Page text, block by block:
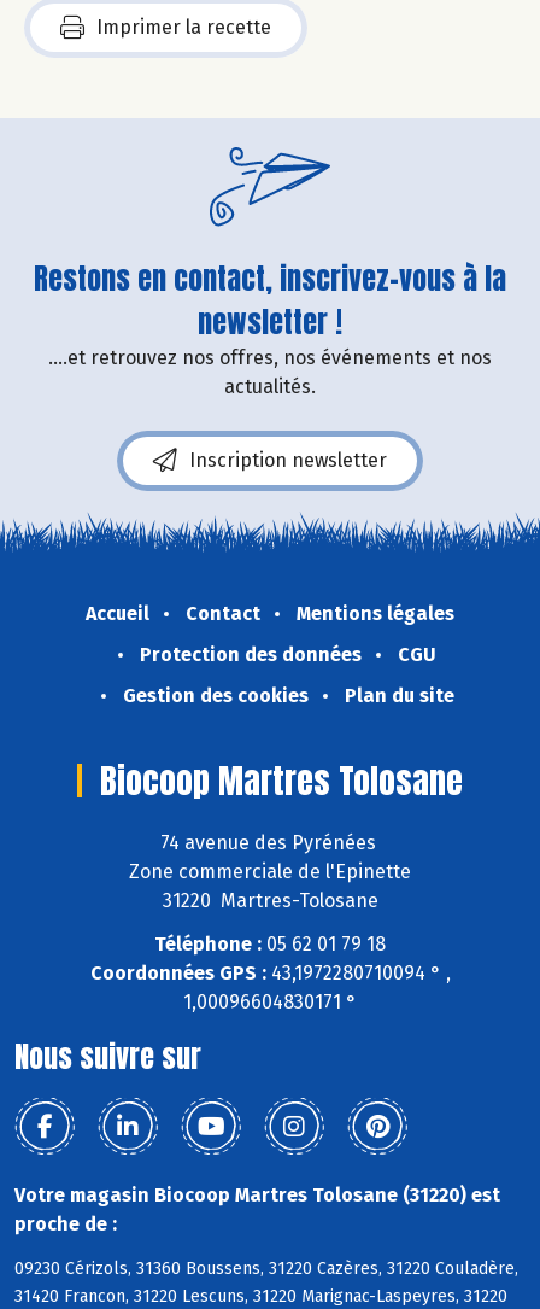
Imprimer la recette
Restons en contact, inscrivez-vous à la
newsletter !
....et retrouvez nos offres, nos événements et nos
actualités.
Inscription newsletter
Accueil Contact
Mentions légales
Protection des données
CGU
Gestion des cookies
Plan du site
Biocoop Martres Tolosane
74 avenue des Pyrénées
Zone commerciale de l'Epinette
31220 Martres-Tolosane
Téléphone : 05 62 01 79 18
Coordonnées GPS :43,1972280710094 ° ,
1,00096604830171 °
Nous suivre sur
Votre magasin Biocoop Martres Tolosane (31220) est
proche de :
09230 Cérizols, 31360 Boussens, 31220 Cazères, 31220 Couladère,
31420 Francon, 31220 Lescuns, 31220 Marignac-Laspeyres, 31220